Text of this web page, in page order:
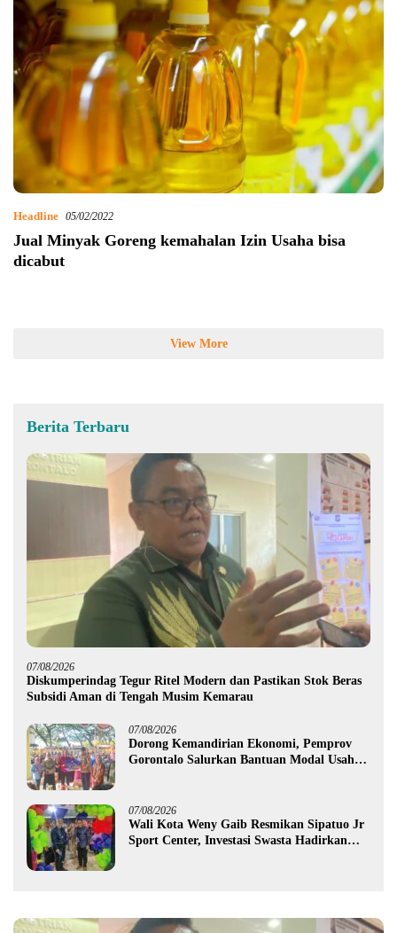
Headline 05/02/2022
Jual Minyak Goreng kemahalan Izin Usaha bisa
dicabut
View More
Berita Terbaru
07/08/2026
Diskumperindag Tegur Ritel Modern dan Pastikan Stok Beras
Subsidi Aman di Tengah Musim Kemarau
07/08/2026
Dorong Kemandirian Ekonomi, Pemprov
Gorontalo Salurkan Bantuan Modal Usaha
07/08/2026
Wali Kota Weny Gaib Resmikan Sipatuo Jr
Sport Center, Investasi Swasta Hadirkan